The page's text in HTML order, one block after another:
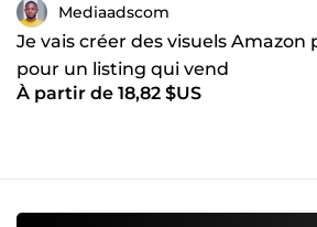
Mediaadscom
Je vais créer des visuels Amazon
pour un listing qui vend
À partir de 18,82 $US